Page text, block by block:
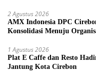
2 Agustus 2026
AMX Indonesia DPC
Konsolidasi Menuju
1 Agustus 2026
Plat E Caffe dan Resto
Jantung Kota Cirebon